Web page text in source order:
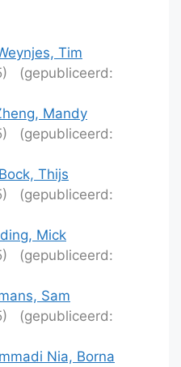
Tim
(gepubliceerd:
Mandy
(gepubliceerd:
Thijs
(gepubliceerd:
Mick
(gepubliceerd:
Sam
(gepubliceerd:
Nia, Borna